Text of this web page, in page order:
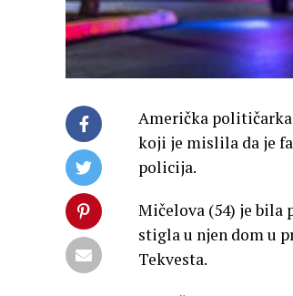
Američka političarka
koji je mislila da je
policija.
Mičelova (54) je
stigla u njen dom u
Tekvesta.